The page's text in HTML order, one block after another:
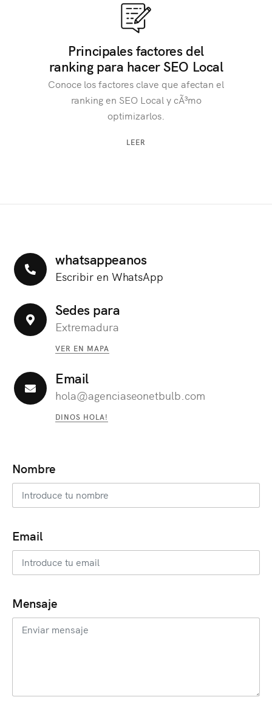
Principales factores del
ranking para hacer SEO Local
Conoce los factores clave que afectan el
ranking en SEO Local y cÃ³mo
optimizarlos.
LEER
whatsappeanos
Escribir en WhatsApp
Sedes para
Extremadura
VER EN MAPA
Email
hola@agenciaseonetbulb.com
DINOS HOLA!
Nombre
Email
Mensaje